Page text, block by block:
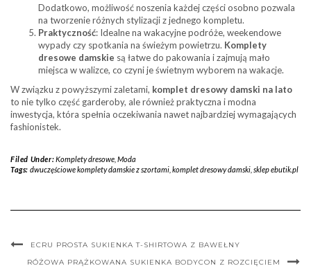
Dodatkowo, możliwość noszenia każdej części osobno pozwala
na tworzenie różnych stylizacji z jednego kompletu.
Praktyczność: Idealne na wakacyjne podróże, weekendowe
wypady czy spotkania na świeżym powietrzu. Komplety
dresowe damskie są łatwe do pakowania i zajmują mało
miejsca w walizce, co czyni je świetnym wyborem na wakacje.
W związku z powyższymi zaletami, komplet dresowy damski na lato
to nie tylko część garderoby, ale również praktyczna i modna
inwestycja, która spełnia oczekiwania nawet najbardziej wymagających
fashionistek.
Filed Under:Komplety dresowe, Moda
Tags: dwuczęściowe komplety damskie z szortami, komplet dresowy damski, sklep ebutik.pl
ECRU PROSTA SUKIENKA T-SHIRTOWA Z BAWEŁNY
RÓŻOWA PRĄŻKOWANA SUKIENKA BODYCON Z ROZCIĘCIEM